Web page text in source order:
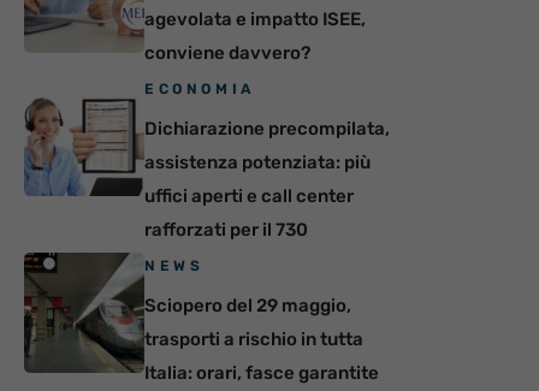
agevolata e impatto ISEE,
conviene davvero?
ECONOMIA
Dichiarazione precompilata,
assistenza potenziata: più
uffici aperti e call center
rafforzati per il 730
NEWS
Sciopero del 29 maggio,
trasporti a rischio in tutta
Italia: orari, fasce garantite